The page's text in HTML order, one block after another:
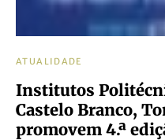
ATUALIDADE
Institutos
Castelo Branco,
promovem 4.ª